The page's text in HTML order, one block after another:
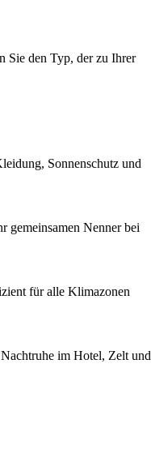
Sie den Typ, der zu Ihrer
Sonnenschutz und
gemeinsamen Nenner bei
für alle Klimazonen
im Hotel, Zelt und